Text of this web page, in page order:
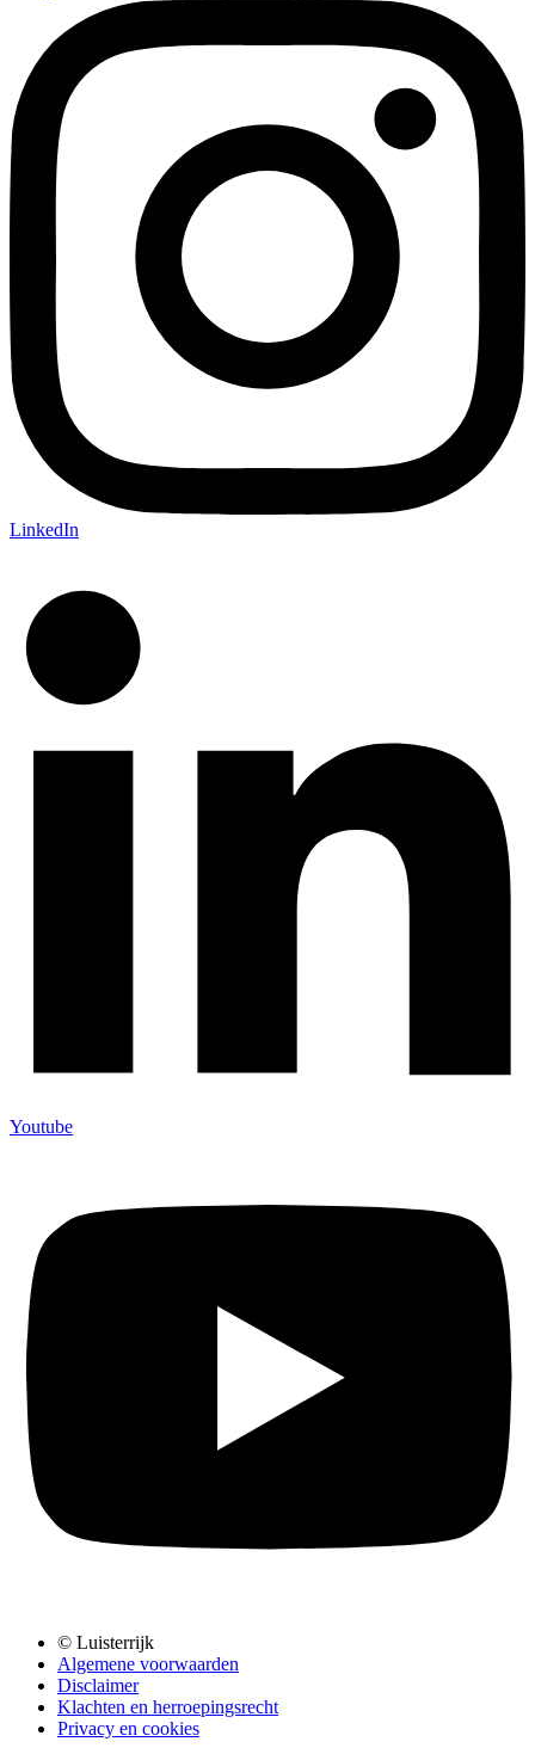
LinkedIn
Youtube
© Luisterrijk
Algemene voorwaarden
Disclaimer
Klachten en herroepingsrecht
Privacy en cookies